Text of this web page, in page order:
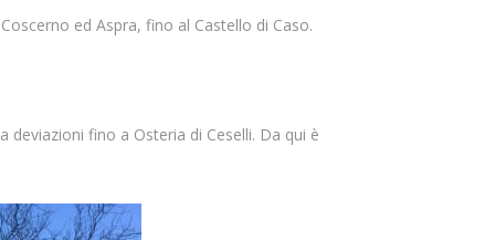
ed Aspra, fino al Castello di Caso.
deviazioni fino a Osteria di Ceselli. Da qui è